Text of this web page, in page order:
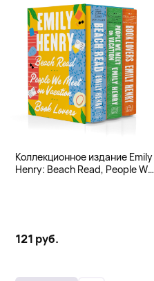
Коллекционное издание Emily
Henry: Beach Read, People We
121 руб.